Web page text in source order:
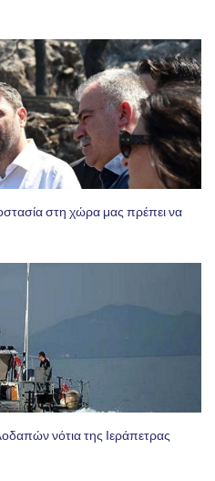
στη χώρα μας πρέπει να
νότια της Ιεράπετρας